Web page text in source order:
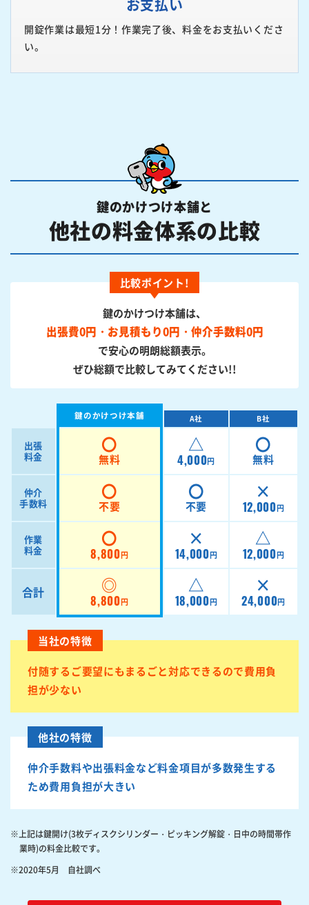
お支払い
開錠作業は最短1分！作業完了後、料金をお支払いくださ
い。
鍵のかけつけ本舗と
他社の料金体系の比較
比較ポイント!
鍵のかけつけ本舗は、
出張費0円・お見積もり0円・仲介手数料0円
で安心の明朗総額表示。
ぜひ総額で比較してみてください!!
鍵のかけつけ本舗 A社 B社
出張
料金
〇
無料
△
4,000円
〇
無料
仲介
手数料
〇
不要
〇
不要
×
12,000円
作業
料金
〇
8,800円
×
14,000円
△
12,000円
合計 ◎
8,800円
△
18,000円
×
24,000円
当社の特徴
付随するご要望にもまるごと対応できるので費用負
担が少ない
他社の特徴
仲介手数料や出張料金など料金項目が多数発生する
ため費用負担が大きい
※上記は鍵開け(3枚ディスクシリンダー・ピッキング解錠・日中の時間帯作
業時)の料金比較です。
※2020年5月 自社調べ